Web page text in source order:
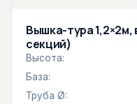
Вышка-тура 1,2×2м,
секций)
Высота:
База:
Труба Ø: